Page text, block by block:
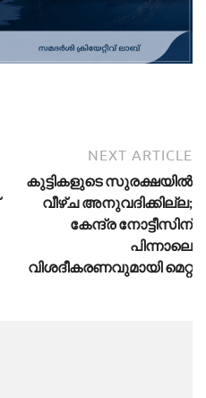
NEXT ARTICLE
കുട്ടികളുടെ സുരക്ഷയിൽ
വീഴ്ച അനുവദിക്കില്ല;
കേന്ദ്ര നോട്ടീസിന്
പിന്നാലെ
വിശദീകരണവുമായി മെറ്റ